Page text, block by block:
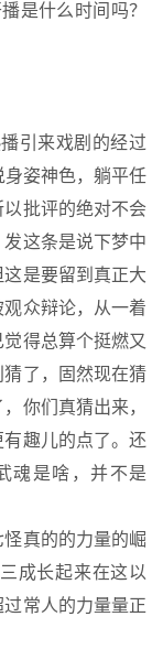
是什么时间吗？
引来戏剧的经过
姿神色，躺平任
批评的绝对不会
这条是说下梦中
是要留到真正大
众辩论，从一着
得总算个挺燃又
了，固然现在猜
你们真猜出来，
趣儿的点了。还
魂是啥，并不是
真的的力量的崛
成长起来在这以
常人的力量量正